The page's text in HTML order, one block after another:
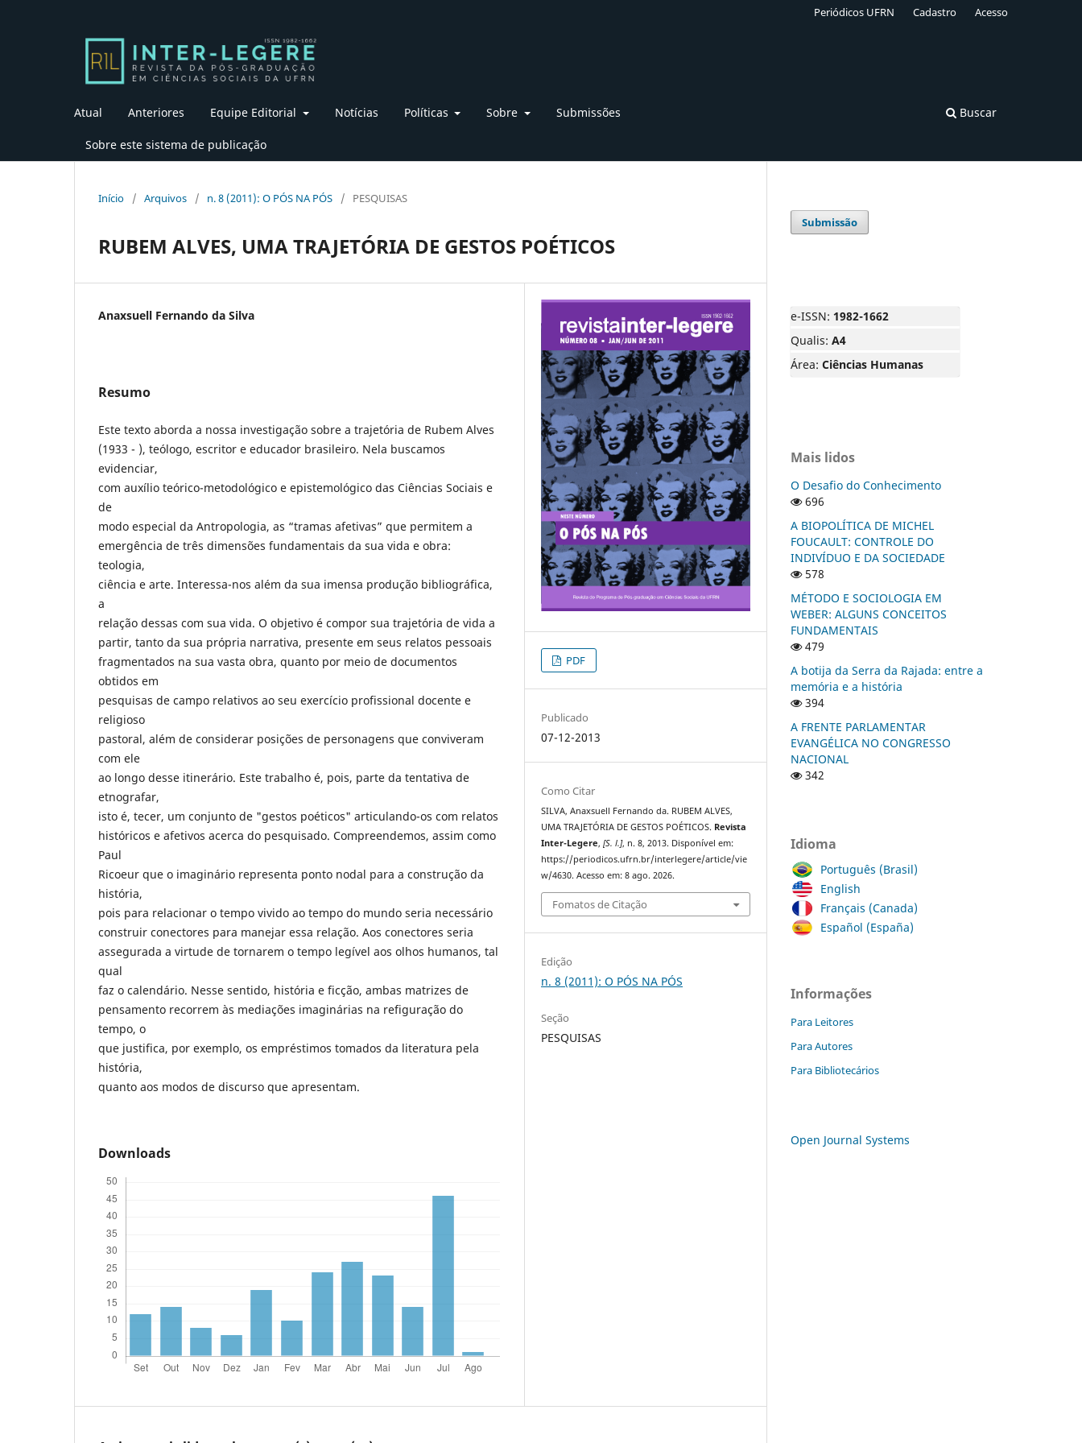
Atual Anteriores Equipe Editorial Notícias Políticas Sobre Submissões
Sobre este sistema de publicação
Buscar
Periódicos UFRN Cadastro Acesso
Início / Arquivos / n. 8 (2011): O PÓS NA PÓS / PESQUISAS
RUBEM ALVES, UMA TRAJETÓRIA DE GESTOS POÉTICOS
Anaxsuell Fernando da Silva
Resumo
Este texto aborda a nossa investigação sobre a trajetória de Rubem Alves
(1933 - ), teólogo, escritor e educador brasileiro. Nela buscamos
evidenciar,
com auxílio teórico-metodológico e epistemológico das Ciências Sociais e
de
modo especial da Antropologia, as “tramas afetivas” que permitem a
emergência de três dimensões fundamentais da sua vida e obra:
teologia,
ciência e arte. Interessa-nos além da sua imensa produção bibliográfica,
a
relação dessas com sua vida. O objetivo é compor sua trajetória de vida a
partir, tanto da sua própria narrativa, presente em seus relatos pessoais
fragmentados na sua vasta obra, quanto por meio de documentos
obtidos em
pesquisas de campo relativos ao seu exercício profissional docente e
religioso
pastoral, além de considerar posições de personagens que conviveram
com ele
ao longo desse itinerário. Este trabalho é, pois, parte da tentativa de
etnografar,
isto é, tecer, um conjunto de "gestos poéticos" articulando-os com relatos
históricos e afetivos acerca do pesquisado. Compreendemos, assim como
Paul
Ricoeur que o imaginário representa ponto nodal para a construção da
história,
pois para relacionar o tempo vivido ao tempo do mundo seria necessário
construir conectores para manejar essa relação. Aos conectores seria
assegurada a virtude de tornarem o tempo legível aos olhos humanos, tal
qual
faz o calendário. Nesse sentido, história e ficção, ambas matrizes de
pensamento recorrem às mediações imaginárias na refiguração do
tempo, o
que justifica, por exemplo, os empréstimos tomados da literatura pela
história,
quanto aos modos de discurso que apresentam.
Downloads
PDF
Publicado
07-12-2013
Como Citar
SILVA, Anaxsuell Fernando da. RUBEM ALVES,
UMA TRAJETÓRIA DE GESTOS POÉTICOS. Revista
Inter-Legere,[S. l.], n. 8, 2013. Disponível em:
https://periodicos.ufrn.br/interlegere/article/vie
w/4630. Acesso em: 8 ago. 2026.
Fomatos de Citação
Edição
n. 8 (2011): O PÓS NA PÓS
Seção
PESQUISAS
Submissão
e-ISSN: 1982-1662
Qualis: A4
Área: Ciências Humanas
Mais lidos
O Desafio do Conhecimento
696
A BIOPOLÍTICA DE MICHEL
FOUCAULT: CONTROLE DO
INDIVÍDUO E DA SOCIEDADE
578
MÉTODO E SOCIOLOGIA EM
WEBER: ALGUNS CONCEITOS
FUNDAMENTAIS
479
A botija da Serra da Rajada: entre a
memória e a história
394
A FRENTE PARLAMENTAR
EVANGÉLICA NO CONGRESSO
NACIONAL
342
Idioma
Português (Brasil)
English
Français (Canada)
Español (España)
Informações
Para Leitores
Para Autores
Para Bibliotecários
Open Journal Systems